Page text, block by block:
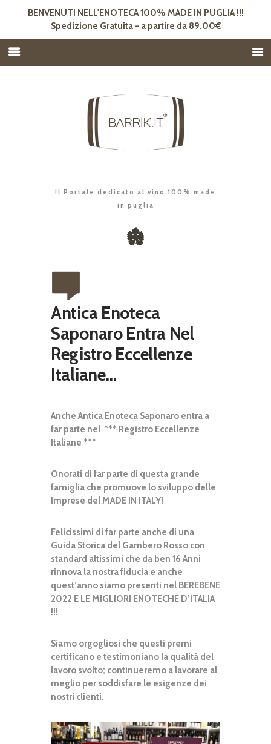
BENVENUTI NELL'ENOTECA 100% MADE IN PUGLIA !!!
Spedizione Gratuita - a partire da 89.00€
Il Portale dedicato al vino 100% made
in puglia
Antica Enoteca
Saponaro Entra Nel
Registro Eccellenze
Italiane…
Anche Antica Enoteca Saponaro entra a
far parte nel *** Registro Eccellenze
Italiane ***
Onorati di far parte di questa grande
famiglia che promuove lo sviluppo delle
Imprese del MADE IN ITALY!
Felicissimi di far parte anche di una
Guida Storica del Gambero Rosso con
standard altissimi che da ben 16 Anni
rinnova la nostra fiducia e anche
quest’anno siamo presenti nel BEREBENE
2022 E LE MIGLIORI ENOTECHE D’ITALIA
!!!
Siamo orgogliosi che questi premi
certificano e testimoniano la qualità del
lavoro svolto; continueremo a lavorare al
meglio per soddisfare le esigenze dei
nostri clienti.